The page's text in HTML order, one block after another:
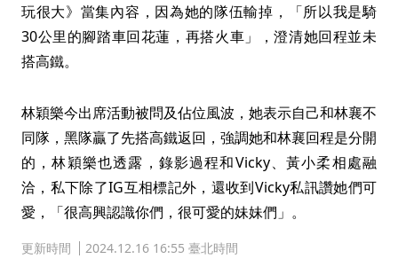
玩很大》當集內容，因為她的隊伍輸掉，「所以我是騎
30公里的腳踏車回花蓮，再搭火車」，澄清她回程並未
搭高鐵。
林穎樂今出席活動被問及佔位風波，她表示自己和林襄不
同隊，黑隊贏了先搭高鐵返回，強調她和林襄回程是分開
的，林穎樂也透露，錄影過程和Vicky、黃小柔相處融
洽，私下除了IG互相標記外，還收到Vicky私訊讚她們可
愛，「很高興認識你們，很可愛的妹妹們」。
更新時間 2024.12.16 16:55 臺北時間